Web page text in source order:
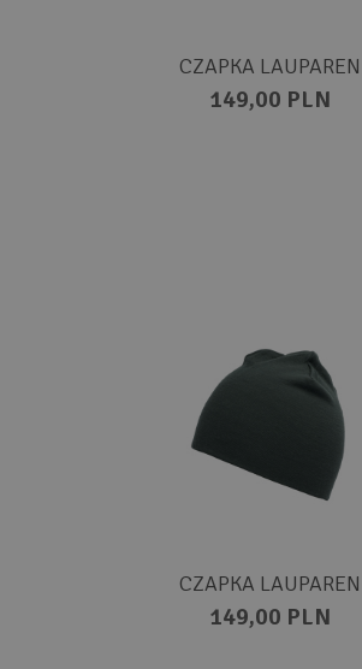
CZAPKA LAUPAREN
149,00 PLN
CZAPKA LAUPAREN
149,00 PLN